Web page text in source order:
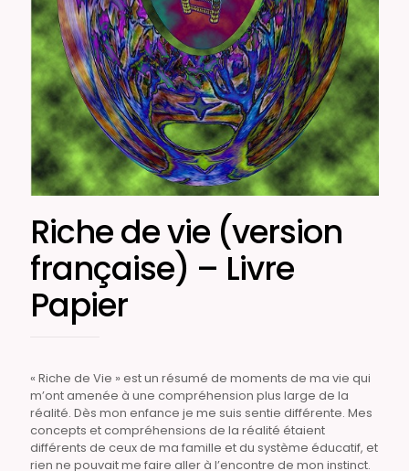
Riche de vie (version
française) – Livre
Papier
« Riche de Vie » est un résumé de moments de ma vie qui
m’ont amenée à une compréhension plus large de la
réalité. Dès mon enfance je me suis sentie différente. Mes
concepts et compréhensions de la réalité étaient
différents de ceux de ma famille et du système éducatif, et
rien ne pouvait me faire aller à l’encontre de mon instinct.